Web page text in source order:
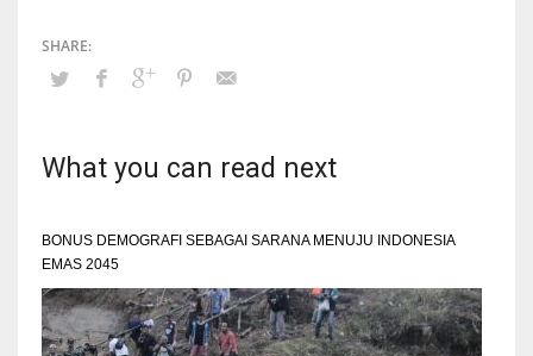
What you can read next
BONUS DEMOGRAFI SEBAGAI SARANA MENUJU INDONESIA
EMAS 2045